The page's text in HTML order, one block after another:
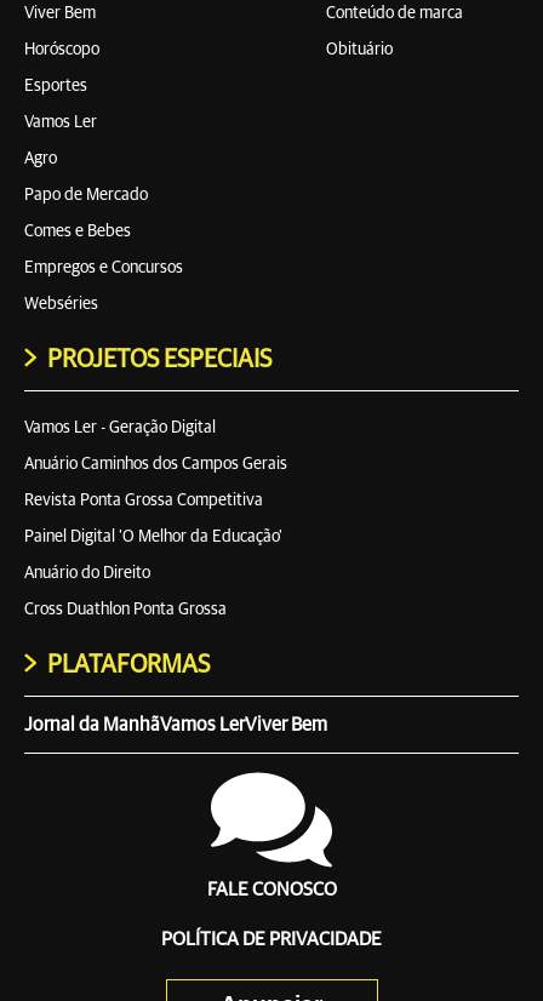
Viver Bem
Horóscopo
Esportes
Vamos Ler
Agro
Papo de Mercado
Comes e Bebes
Empregos e Concursos
Webséries
Conteúdo de marca
Obituário
PROJETOS ESPECIAIS
Vamos Ler - Geração Digital
Anuário Caminhos dos Campos Gerais
Revista Ponta Grossa Competitiva
Painel Digital 'O Melhor da Educação'
Anuário do Direito
Cross Duathlon Ponta Grossa
PLATAFORMAS
Jornal da ManhãVamos LerViver Bem
FALE CONOSCO
POLÍTICA DE PRIVACIDADE